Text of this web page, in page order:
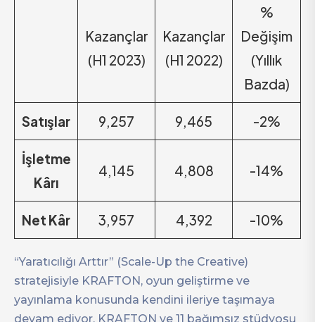
Kazançlar
(H1 2023)
Kazançlar
(H1 2022)
%
Değişim
(Yıllık
Bazda)
Satışlar 9,257 9,465 -2%
İşletme
Kârı
4,145 4,808 -14%
Net Kâr 3,957 4,392 -10%
“Yaratıcılığı Arttır” (Scale-Up the Creative)
stratejisiyle KRAFTON, oyun geliştirme ve
yayınlama konusunda kendini ileriye taşımaya
devam ediyor. KRAFTON ve 11 bağımsız stüdyosu